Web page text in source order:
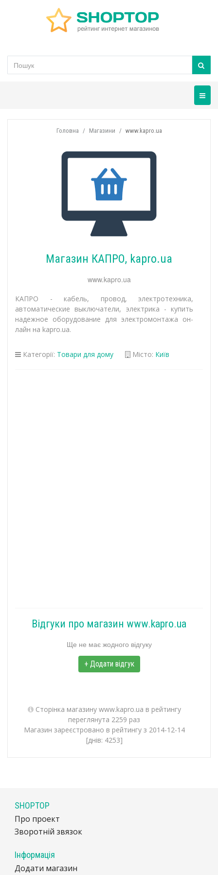
Головна Магазини www.kapro.ua
Магазин КАПРО, kapro.ua
www.kapro.ua
КАПРО - кабель, провод, электротехника,
автоматические выключатели, электрика - купить
надежное оборудование для электромонтажа он-
лайн на kapro.ua.
Категорії: Товари для дому Місто: Київ
Відгуки про магазин www.kapro.ua
Ще не має жодного відгуку
+ Додати відгук
Сторінка магазину www.kapro.ua в рейтингу
переглянута 2259 раз
Магазин зареєстровано в рейтингу з 2014-12-14
[днів: 4253]
SHOPTOP
Про проект
Зворотній звязок
Інформація
Додати магазин